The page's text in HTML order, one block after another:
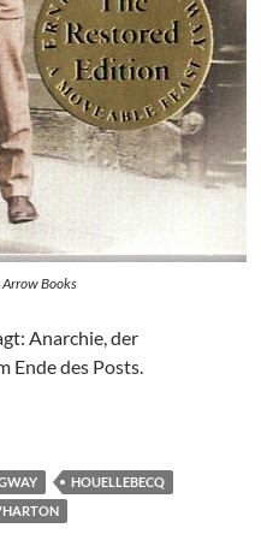
Books
Anarchie, der
Ende des Posts.
Laon
HOUELLEBECQ